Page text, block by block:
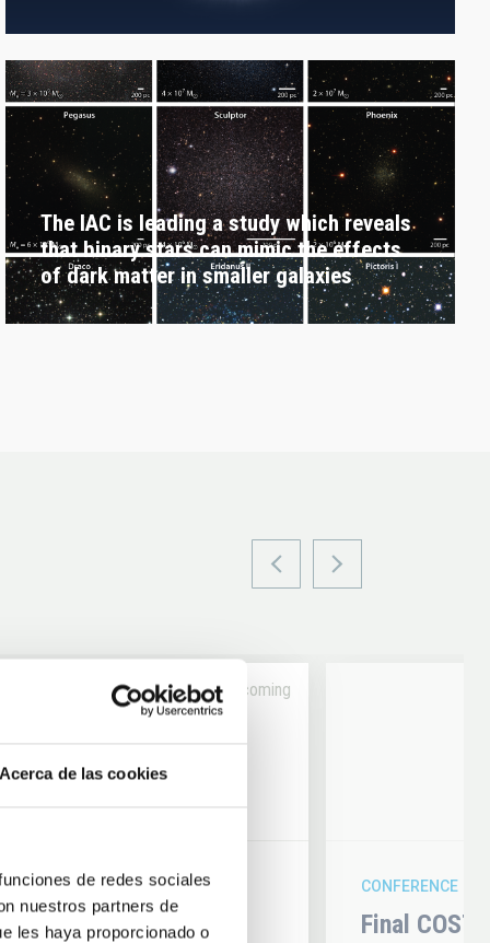
Acerca de las cookies
de redes sociales
nuestros partners de
les haya proporcionado o
The IAC is leading a study which reveals
that binary stars can mimic the effects
of dark matter in smaller galaxies
14
Upcoming
2026
CONFERENCE
Final